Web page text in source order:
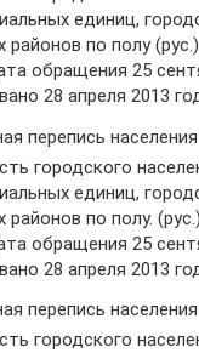
единиц,
районов по полу
обращения 25
28 апреля 2013
перепись
городского
единиц,
районов по полу.
обращения 25
28 апреля 2013
перепись
городского